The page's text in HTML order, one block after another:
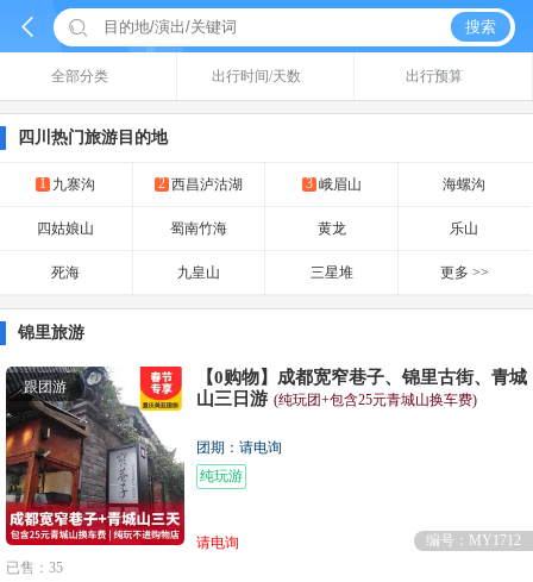
  搜索
全部分类 出行时间/天数 出行预算
四川热门旅游目的地
1 九寨沟 2 西昌泸沽湖 3 峨眉山 海螺沟
四姑娘山 蜀南竹海 黄龙 乐山
死海 九皇山 三星堆 更多 >>
锦里旅游
跟团游
【0购物】成都宽窄巷子、锦里古街、青城
山三日游 (纯玩团+包含25元青城山换车费)
团期：请电询
纯玩游
请电询
编号：MY1712
已售：35